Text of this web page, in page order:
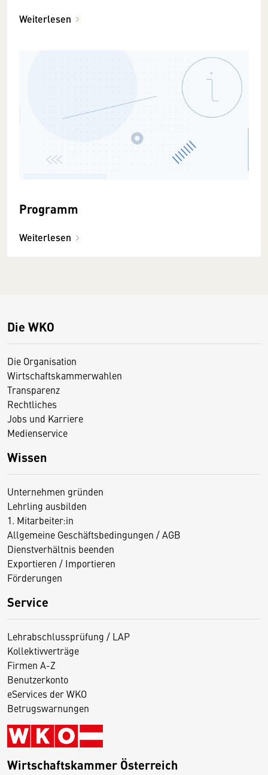
Weiterlesen
Programm
Weiterlesen
Die WKO
Die Organisation
Wirtschaftskammerwahlen
Transparenz
Rechtliches
Jobs und Karriere
Medienservice
Wissen
Unternehmen gründen
Lehrling ausbilden
1. Mitarbeiter:in
Allgemeine Geschäftsbedingungen / AGB
Dienstverhältnis beenden
Exportieren / Importieren
Förderungen
Service
Lehrabschlussprüfung / LAP
Kollektivverträge
Firmen A-Z
Benutzerkonto
eServices der WKO
Betrugswarnungen
Wirtschaftskammer Österreich